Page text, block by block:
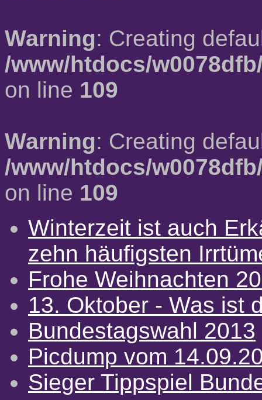
Warning: Creating
/www/htdocs/
on line 109
Warning: Creating
/www/htdocs/
on line 109
Winterzeit ist auch
zehn häufigsten
Frohe Weihnachten
13. Oktober - Was ist
Bundestagswahl 2013
Picdump vom
Sieger Tippspiel